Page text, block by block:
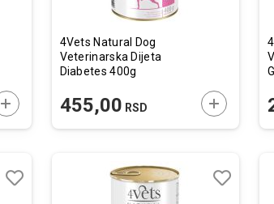
DODAJTE U KORPU
4Vets Natural Dog
Veterinarska Dijeta
Diabetes 400g
455,00 RSD DODAJTE
Lista
Lista